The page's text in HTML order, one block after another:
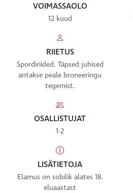
VOIMASSAOLO
12 kuud
RIIETUS
Spordiriided. Täpsed juhised
antakse peale broneeringu
tegemist.
OSALLISTUJAT
1-2
LISÄTIETOJA
Elamus on sobilik alates 18.
eluaastast